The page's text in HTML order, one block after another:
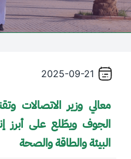
2025-09-21
معالي وزير الاتصالات
الجوف ويطّلع على أبرز
البيئة والطاقة والصحة